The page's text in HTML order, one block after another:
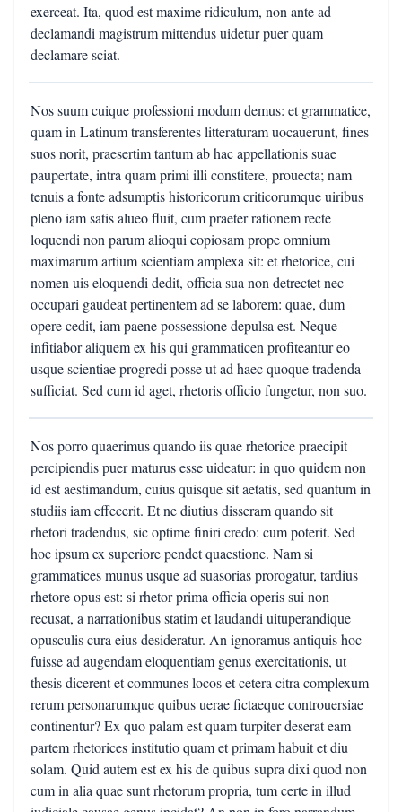
exerceat. Ita, quod est maxime ridiculum, non ante ad
declamandi magistrum mittendus uidetur puer quam
declamare sciat.
Nos suum cuique professioni modum demus: et grammatice,
quam in Latinum transferentes litteraturam uocauerunt, fines
suos norit, praesertim tantum ab hac appellationis suae
paupertate, intra quam primi illi constitere, prouecta; nam
tenuis a fonte adsumptis historicorum criticorumque uiribus
pleno iam satis alueo fluit, cum praeter rationem recte
loquendi non parum alioqui copiosam prope omnium
maximarum artium scientiam amplexa sit: et rhetorice, cui
nomen uis eloquendi dedit, officia sua non detrectet nec
occupari gaudeat pertinentem ad se laborem: quae, dum
opere cedit, iam paene possessione depulsa est. Neque
infitiabor aliquem ex his qui grammaticen profiteantur eo
usque scientiae progredi posse ut ad haec quoque tradenda
sufficiat. Sed cum id aget, rhetoris officio fungetur, non suo.
Nos porro quaerimus quando iis quae rhetorice praecipit
percipiendis puer maturus esse uideatur: in quo quidem non
id est aestimandum, cuius quisque sit aetatis, sed quantum in
studiis iam effecerit. Et ne diutius disseram quando sit
rhetori tradendus, sic optime finiri credo: cum poterit. Sed
hoc ipsum ex superiore pendet quaestione. Nam si
grammatices munus usque ad suasorias prorogatur, tardius
rhetore opus est: si rhetor prima officia operis sui non
recusat, a narrationibus statim et laudandi uituperandique
opusculis cura eius desideratur. An ignoramus antiquis hoc
fuisse ad augendam eloquentiam genus exercitationis, ut
thesis dicerent et communes locos et cetera citra complexum
rerum personarumque quibus uerae fictaeque controuersiae
continentur? Ex quo palam est quam turpiter deserat eam
partem rhetorices institutio quam et primam habuit et diu
solam. Quid autem est ex his de quibus supra dixi quod non
cum in alia quae sunt rhetorum propria, tum certe in illud